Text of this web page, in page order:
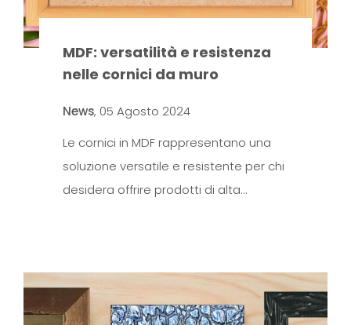
MDF: versatilità e resistenza
nelle cornici da muro
News, 05 Agosto 2024
Le cornici in MDF rappresentano una
soluzione versatile e resistente per chi
desidera offrire prodotti di alta…